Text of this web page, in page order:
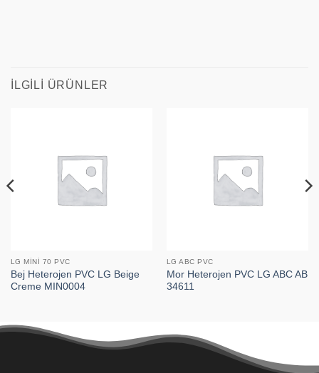
İLGILI ÜRÜNLER
LG MINI 70 PVC
Bej Heterojen PVC LG Beige
Creme MIN0004
LG ABC PVC
Mor Heterojen PVC LG ABC AB
34611